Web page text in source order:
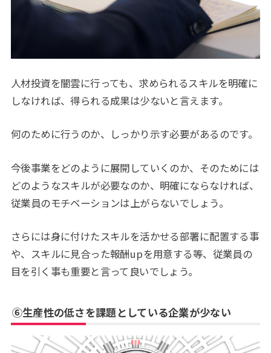
人材投資を闇雲に行っても、求められるスキルを明確に
しなければ、得られる成果は少ないと言えます。
何のために行うのか、しっかり示す必要があるのです。
今後事業をどのように展開していくのか、そのためには
どのようなスキルが必要なのか、明確にならなければ、
従業員のモチベーションは上がらないでしょう。
さらには身に付けたスキルを活かせる部署に配置する事
や、スキルに見合った報酬upを用意する等、従業員の
目を引く事も重要と言って良いでしょう。
⑥生産性の低さを課題としている企業が少ない